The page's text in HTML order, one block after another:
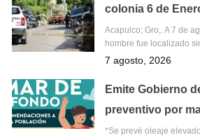
colonia 6 de
Acapulco; Gro,. A 7 de
hombre fue localizado
7 agosto, 2026
Emite Gobierno
preventivo por
*Se prevé oleaje